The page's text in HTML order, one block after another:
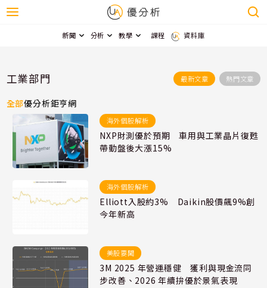
新聞 分析 教學 課程 資料庫
工業部門 最新文章 熱門文章
全部優分析鉅亨網
海外個股解析
NXP財測優於預期 車用與工業晶片復甦
帶動盤後大漲15%
海外個股解析
Elliott入股約3% Daikin股價飆9%創
今年新高
美股要聞
3M 2025 年營運穩健 獲利與現金流同
步改善、2026 年續拚優於景氣表現